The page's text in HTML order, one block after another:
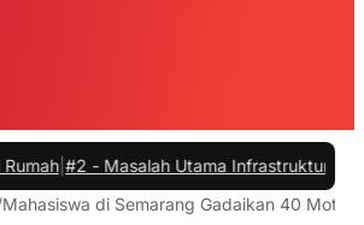
-Masalah Utama Infrastruktur Pengisian
Mahasiswa di Semarang Gadaikan 40 Motor